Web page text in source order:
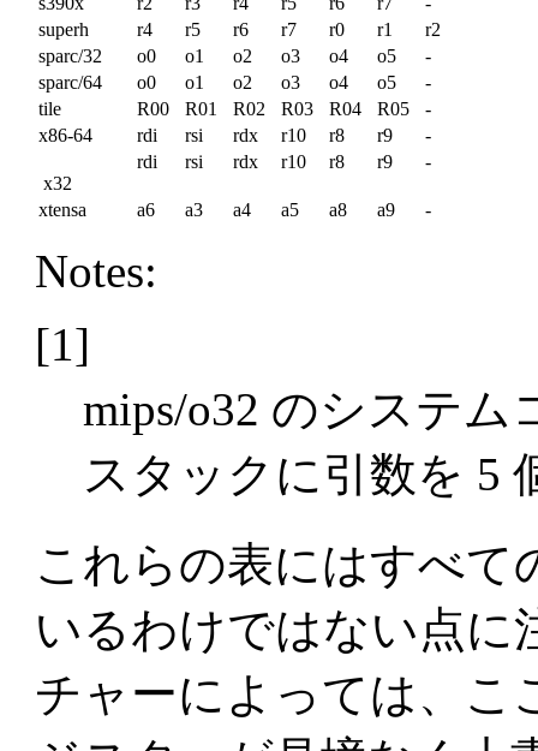
superh
r4 r5 r6 r7 r0 r1
r2
sparc/32
o0 o1 o2 o3 o4 o5
-
sparc/64
o0 o1 o2 o3 o4 o5
-
tile
R00 R01 R02 R03 R04 R05
-
x86-64
rdi rsi rdx r10 r8 r9 -
x32
rdi rsi rdx r10 r8 r9 -
xtensa a6 a3 a4 a5 a8 a9 -
Notes:
[1]
mips/o32 のシステ
スタックに引数を 5
これらの表にはすべて
いるわけではない点に
チャーによっては、こ